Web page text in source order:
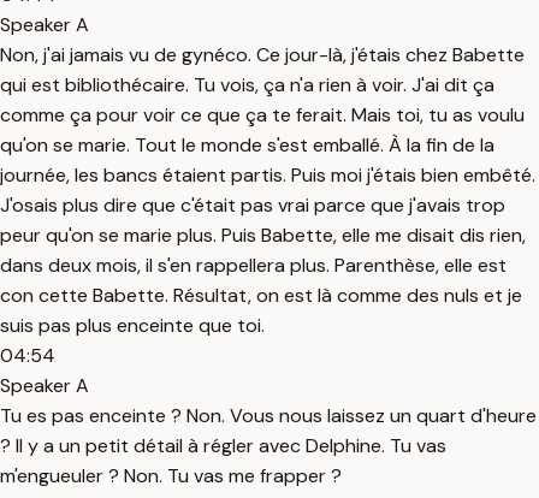
Speaker A
Non, j'ai jamais vu de gynéco. Ce jour-là, j'étais chez Babette
qui est bibliothécaire. Tu vois, ça n'a rien à voir. J'ai dit ça
comme ça pour voir ce que ça te ferait. Mais toi, tu as voulu
qu'on se marie. Tout le monde s'est emballé. À la fin de la
journée, les bancs étaient partis. Puis moi j'étais bien embêté.
J'osais plus dire que c'était pas vrai parce que j'avais trop
peur qu'on se marie plus. Puis Babette, elle me disait dis rien,
dans deux mois, il s'en rappellera plus. Parenthèse, elle est
con cette Babette. Résultat, on est là comme des nuls et je
suis pas plus enceinte que toi.
04:54
Speaker A
Tu es pas enceinte ? Non. Vous nous laissez un quart d'heure
? Il y a un petit détail à régler avec Delphine. Tu vas
m'engueuler ? Non. Tu vas me frapper ?